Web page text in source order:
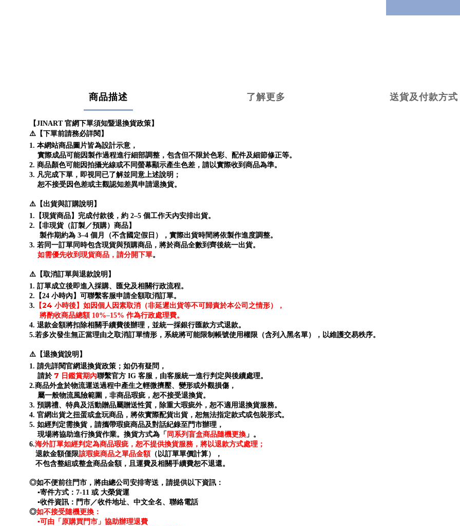
商品描述 了解更多 送貨及付款方式
【JINART 官網下單須知暨退換貨政策】
⚠️【下單前請務必詳閱】
1. 本網站商品圖片皆為設計示意，
實際成品可能因製作過程進行細部調整，包含但不限於色彩、配件及細節修正等。
2. 商品顏色可能因拍攝光線或不同螢幕顯示產生色差，請以實際收到商品為準。
3. 凡完成下單，即視同已了解並同意上述說明；
恕不接受因色差或主觀認知差異申請退換貨。
⚠️【出貨與訂購說明】
1.【現貨商品】完成付款後，約 2–5 個工作天內安排出貨。
2.【非現貨（訂製／預購）商品】
製作期約為 3–4 個月（不含國定假日），實際出貨時間將依製作進度調整。
3. 若同一訂單同時包含現貨與預購商品，將於商品全數到齊後統一出貨。
如需優先收到現貨商品，請分開下單。
⚠️【取消訂單與退款說明】
1. 訂單成立後即進入採購、匯兌及相關行政流程。
2.【24 小時內】可聯繫客服申請全額取消訂單。
3.
【24 小時後】如因個人因素取消（非延遲出貨等不可歸責於本公司之情形），
將酌收商品總額 10%–15% 作為行政處理費。
4. 退款金額將扣除相關手續費後辦理，並統一採銀行匯款方式退款。
5.若多次發生無正當理由之取消訂單情形，系統將可能限制帳號使用權限（含列入黑名單），以維護交易秩序。
⚠️【退換貨說明】
1. 請先詳閱官網退換貨政策；如仍有疑問，
請於 7 日鑑賞期內聯繫官方 IG 客服，由客服統一進行判定與後續處理。
2.商品外盒於物流運送過程中產生之輕微擠壓、變形或外觀損傷，
屬一般物流風險範圍，非商品瑕疵，恕不接受退換貨。
3. 預購禮、特典及活動贈品屬贈送性質，除重大瑕疵外，恕不適用退換貨服務。
4. 官網出貨之扭蛋或盒玩商品，將依實際配貨出貨，恕無法指定款式或包裝形式。
5. 如經判定需換貨，請攜帶瑕疵商品及對話紀錄至門市辦理，
現場將協助進行換貨作業。換貨方式為「 同系列盲盒商品隨機更換 」。
6.海外訂單如經判定為商品瑕疵，恕不提供換貨服務，將以退款方式處理；
退款金額僅限該瑕疵商品之單品金額（以訂單單價計算），
不包含整組或整盒商品金額，且運費及相關手續費恕不退還。
◎如不便前往門市，將由總公司安排寄送，請提供以下資訊：
▪寄件方式：7-11 或 大榮貨運
▪收件資訊：門市／收件地址、中文全名、聯絡電話
◎如不接受隨機更換：
▪可由「原購買門市」協助辦理退費